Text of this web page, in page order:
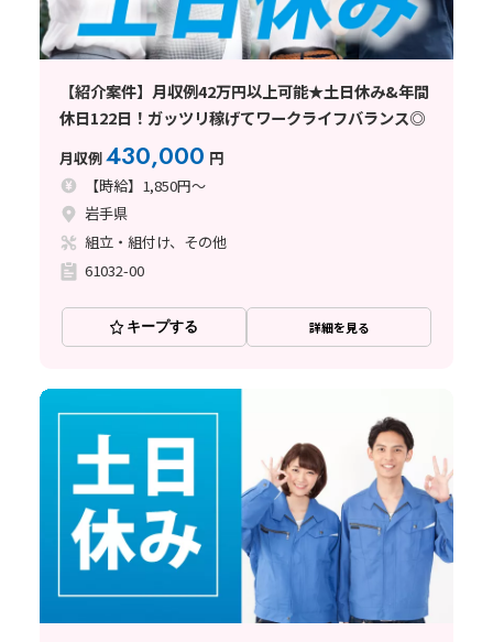
【紹介案件】月収例42万円以上可能★土日休み&年間
休日122日！ガッツリ稼げてワークライフバランス◎
月収例430,000 円
【時給】1,850円～
岩手県
組立・組付け、その他
61032-00
キープする 詳細を見る